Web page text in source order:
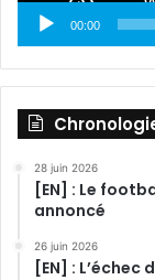
00:00
28 juin 2026
[EN] : Le
annoncé
26 juin 2026
[EN] :